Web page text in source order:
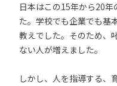
日本はこの15年から20
た。学校でも企業でも基
教えでした。そのため、
ない人が増えました。
しかし、人を指導する、